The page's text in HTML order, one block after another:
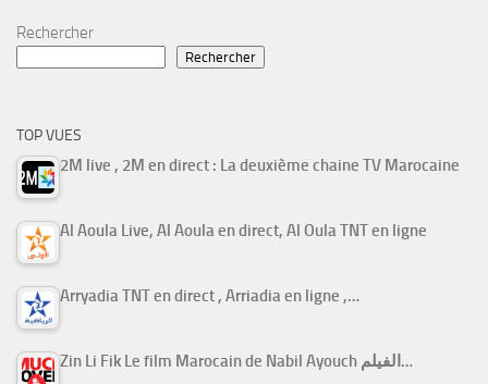
Rechercher
Rechercher
TOP VUES
2M live , 2M en direct : La deuxième chaine TV Marocaine
Al Aoula Live, Al Aoula en direct, Al Oula TNT en ligne
Arryadia TNT en direct , Arriadia en ligne ,…
Zin Li Fik Le film Marocain de Nabil Ayouch الفيلم…